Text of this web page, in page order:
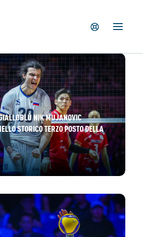
NIK MUJANOVIC
STORICO TERZO POSTO DELLA